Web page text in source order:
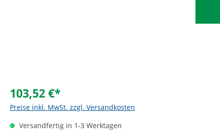
103,52 €*
Preise inkl. MwSt. zzgl. Versandkosten
Versandfertig in 1-3 Werktagen